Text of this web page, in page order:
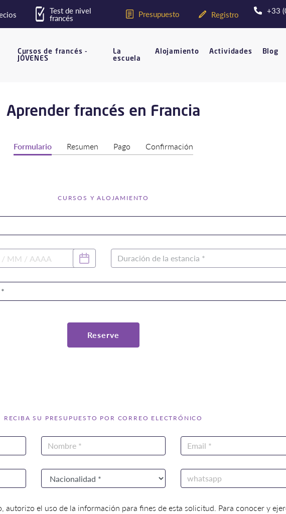
Test de nivel
francés Presupuesto Registro +33
Cursos de francés -
JÓVENES
La
escuela
Alojamiento Actividades Blog
Aprender francés en Francia
Formulario Resumen Pago Confirmación
CURSOS Y ALOJAMIENTO
Reserve
RECIBA SU PRESUPUESTO POR CORREO ELECTRÓNICO
autorizo el uso de la información para fines de esta solicitud. Para conocer y